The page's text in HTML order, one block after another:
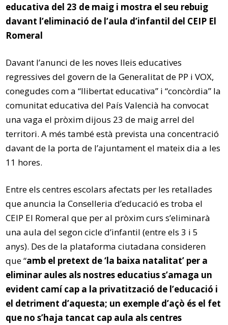
educativa del 23 de maig i mostra el seu rebuig
davant l’eliminació de l’aula d’infantil del CEIP El
Romeral
Davant l’anunci de les noves lleis educatives
regressives del govern de la Generalitat de PP i VOX,
conegudes com a “llibertat educativa” i “concòrdia” la
comunitat educativa del País Valencià ha convocat
una vaga el pròxim dijous 23 de maig arrel del
territori. A més també està prevista una concentració
davant de la porta de l’ajuntament el mateix dia a les
11 hores.
Entre els centres escolars afectats per les retallades
que anuncia la Conselleria d’educació es troba el
CEIP El Romeral que per al pròxim curs s’eliminarà
una aula del segon cicle d’infantil (entre els 3 i 5
anys). Des de la plataforma ciutadana consideren
que “amb el pretext de ‘la baixa natalitat’ per a
eliminar aules als nostres educatius s’amaga un
evident camí cap a la privatització de l’educació i
el detriment d’aquesta; un exemple d’açò és el fet
que no s’haja tancat cap aula als centres